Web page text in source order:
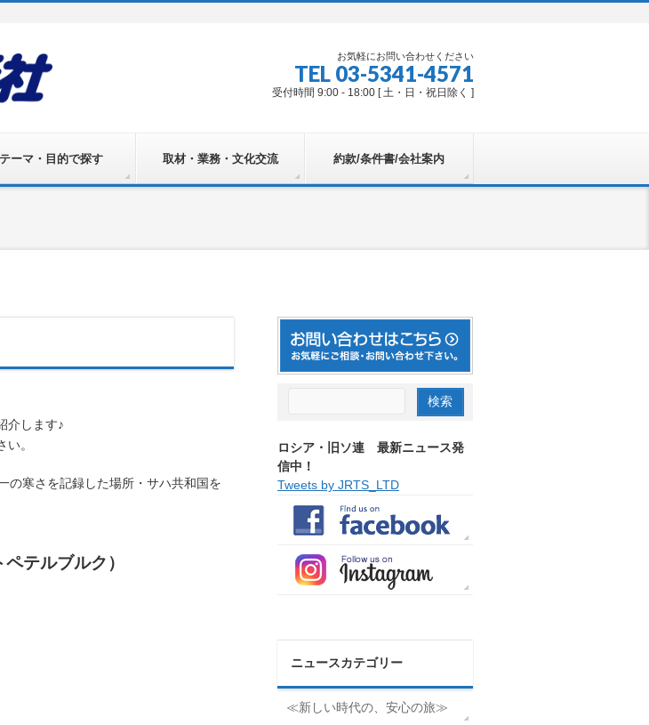
お気軽にお問い合わせください
TEL 03-5341-4571
受付時間 9:00 - 18:00 [ 土・日・祝日除く ]
テーマ・目的で探す 取材・業務・文化交流 約款/条件書/会社案内
介します♪
。
の寒さを記録した場所・サハ共和国を
テルブルク）
ロシア・旧ソ連 最新ニュース発
信中！
Tweets by JRTS_LTD
ニュースカテゴリー
≪新しい時代の、安心の旅≫